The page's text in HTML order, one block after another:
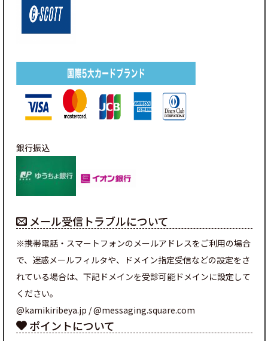
銀行振込
メール受信トラブルについて
※携帯電話・スマートフォンのメールアドレスをご利用の場合
で、迷惑メールフィルタや、ドメイン指定受信などの設定をさ
れている場合は、下記ドメインを受診可能ドメインに設定して
ください。
@kamikiribeya.jp / @messaging.square.com
ポイントについて